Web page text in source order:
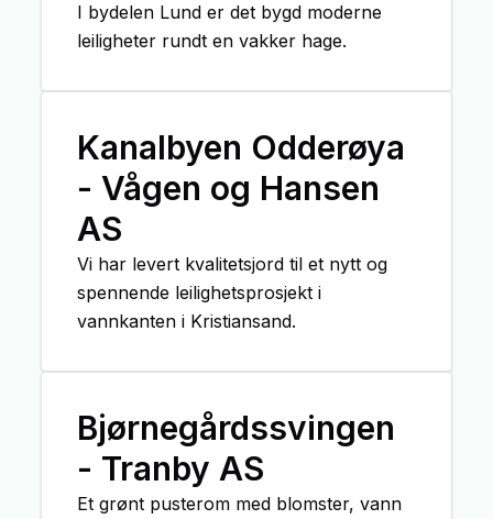
I bydelen Lund er det bygd moderne
leiligheter rundt en vakker hage.
Kanalbyen Odderøya
- Vågen og Hansen
AS
Vi har levert kvalitetsjord til et nytt og
spennende leilighetsprosjekt i
vannkanten i Kristiansand.
Bjørnegårdssvingen
- Tranby AS
Et grønt pusterom med blomster, vann